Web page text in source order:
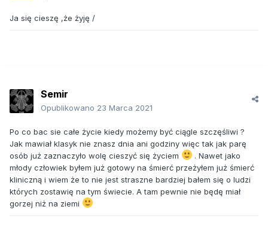
Ja się cieszę ,że żyję /
Semir
Opublikowano 23 Marca 2021
Po co bac sie całe życie kiedy możemy być ciągle szczęśliwi ?
Jak mawiał klasyk nie znasz dnia ani godziny więc tak jak parę
osób już zaznaczyło wolę cieszyć się życiem
. Nawet jako
młody człowiek byłem już gotowy na śmierć przeżyłem już śmierć
kliniczną i wiem że to nie jest straszne bardziej bałem się o ludzi
których zostawię na tym świecie. A tam pewnie nie będę miał
gorzej niż na ziemi